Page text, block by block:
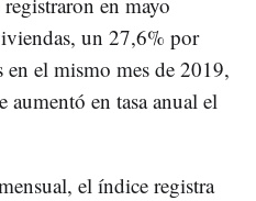
un 27,6% por
en el mismo mes de 2019,
en tasa anual el
el índice registra